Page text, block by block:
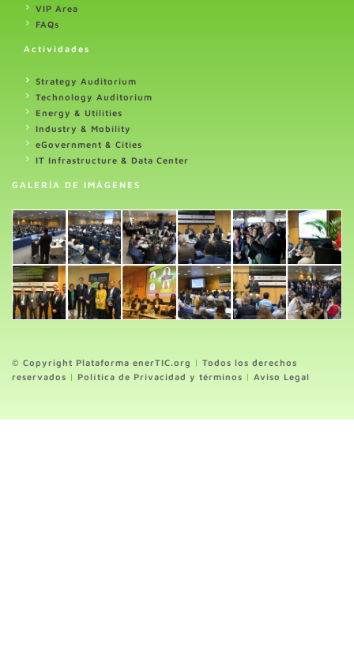
VIP Area
FAQs
Actividades
Strategy Auditorium
Technology Auditorium
Energy & Utilities
Industry & Mobility
eGovernment & Cities
IT Infrastructure & Data Center
GALERÍA DE IMÁGENES
© Copyright Plataforma enerTIC.org | Todos los derechos
reservados | Política de Privacidad y términos | Aviso Legal